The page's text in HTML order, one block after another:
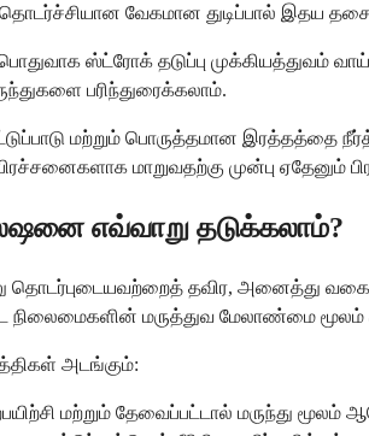
தொடர்ச்சியான வேகமான துடிப்பால் இதய
பொதுவாக ஸ்ட்ரோக் தடுப்பு
பரிந்துரைக்கலாம்.
கட்டுப்பாடு மற்றும் பொருத்தமான
மாறுவதற்கு முன்பு ஏதேனும்
எவ்வாறு தடுக்கலாம்?
தொடர்புடையவற்றைத் தவிர, அனைத்து
நிலைமைகளின் மருத்துவ மேலாண்மை மூலம்
அடங்கும்:
மற்றும் தேவைப்பட்டால் மருந்து